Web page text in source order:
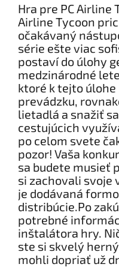
Hra pre PC Airline
Airline Tycoon
očakávaný
série ešte viac
postaví do úlohy
medzinárodné
ktoré k tejto
prevádzku,
lietadlá a snažiť
cestujúcich
po celom svete
pozor! Vaša
sa budete musieť
si zachovali svoje
je dodávaná
distribúcie.Po
potrebné
inštalátora hry.
ste si skvelý
mohli dopriať už